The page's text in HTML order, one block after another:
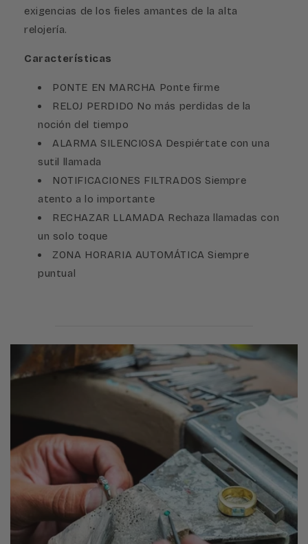
exigencias de los fieles amantes de la alta
relojería.
Características
PONTE EN MARCHA Ponte firme
RELOJ PERDIDO No más perdidas de la
noción del tiempo
ALARMA SILENCIOSA Despiértate con una
sutil llamada
NOTIFICACIONES FILTRADOS Siempre
atento a lo importante
RECHAZAR LLAMADA Rechaza llamadas con
un solo toque
ZONA HORARIA AUTOMÁTICA Siempre
puntual